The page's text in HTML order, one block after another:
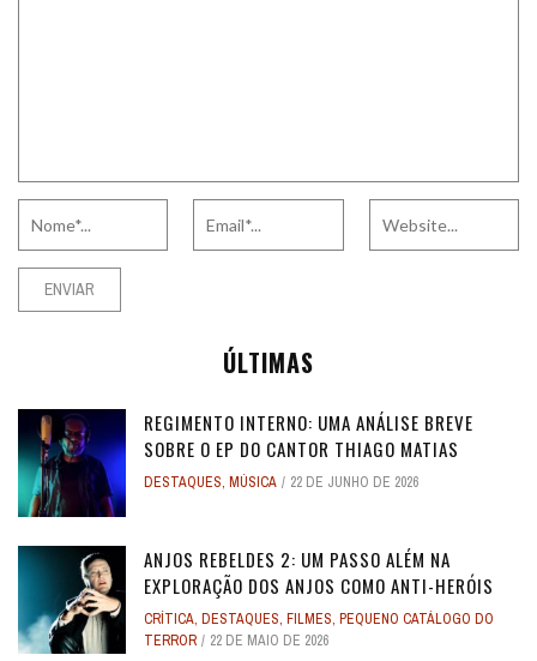
ÚLTIMAS
REGIMENTO INTERNO: UMA ANÁLISE BREVE
SOBRE O EP DO CANTOR THIAGO MATIAS
DESTAQUES, MÚSICA 22 DE JUNHO DE 2026
ANJOS REBELDES 2: UM PASSO ALÉM NA
EXPLORAÇÃO DOS ANJOS COMO ANTI-HERÓIS
CRÍTICA, DESTAQUES, FILMES, PEQUENO CATÁLOGO DO
TERROR
22 DE MAIO DE 2026